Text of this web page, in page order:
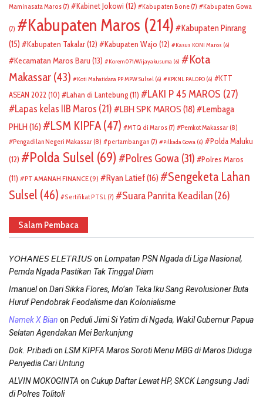
Maminasata Maros (7) Kabinet Jokowi (12) Kabupaten Bone (7) Kabupaten Gowa
(7) Kabupaten Maros (214)
Kabupaten Pinrang
(15)
Kabupaten Takalar(12) Kabupaten Wajo (12) Kasus KONI Maros (6)
Kecamatan Maros Baru (13) Korem 071/Wijayakusuma (6)
Kota
Makassar (43) Koti Mahatidana PP MPW Sulsel (6) KPKNL PALOPO (6)
KTT
ASEAN 2022 (10) Lahan di Lantebung(11) LAKI P 45 MAROS (27)
Lapas kelas IIB Maros (21) LBH SPK MAROS (18)
Lembaga
PHLH (16) LSM KIPFA (47) MTQ di Maros (7) Pemkot Makassar (8)
Pengadilan Negeri Makassar (8) pertambangan (7) Pilkada Gowa (6)
Polda Maluku
(12)
Polda Sulsel (69) Polres Gowa (31)
Polres Maros
(11)
PT AMANAH FINANCE(9) Ryan Latief(16)
Sengeketa Lahan
Sulsel (46) Sertifikat PTSL (7) Suara Panrita Keadilan(26)
Salam Pembaca
𝘠𝘖𝘏𝘈𝘕𝘌𝘚 𝘌𝘓𝘌𝘛𝘙𝘐𝘜𝘚on Lompatan PSN Ngada di Liga Nasional,
Pemda Ngada Pastikan Tak Tinggal Diam
Imanuelon Dari Sikka Flores, Mo’an Teka Iku Sang Revolusioner Buta
Huruf Pendobrak Feodalisme dan Kolonialisme
Namek X Bian on Peduli Jimi Si Yatim di Ngada, Wakil Gubernur Papua
Selatan Agendakan Mei Berkunjung
Dok. Pribadion LSM KIPFA Maros Soroti Menu MBG di Maros Diduga
Penyedia Cari Untung
ALVIN MOKOGINTA on Cukup Daftar Lewat HP, SKCK Langsung Jadi
di Polres Tolitoli